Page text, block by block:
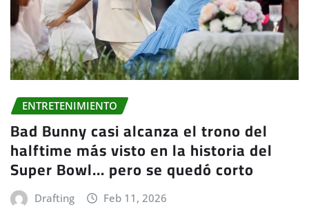
ENTRETENIMIENTO
Bad Bunny casi alcanza el trono del
halftime más visto en la historia del
Super Bowl… pero se quedó corto
Drafting Feb 11, 2026